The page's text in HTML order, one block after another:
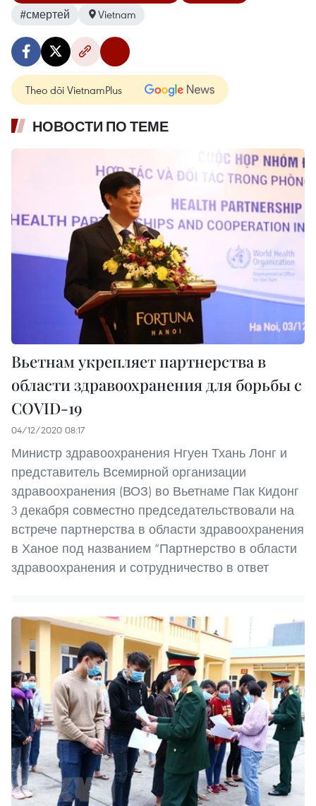
#смертей
Vietnam
Theo dõi VietnamPlus
НОВОСТИ ПО ТЕМЕ
Вьетнам укрепляет партнерства в
области здравоохранения для борьбы с
COVID-19
04/12/2020 08:17
Министр здравоохранения Нгуен Тхань Лонг и
представитель Всемирной организации
здравоохранения (ВОЗ) во Вьетнаме Пак Кидонг
3 декабря совместно председательствовали на
встрече партнерства в области здравоохранения
в Ханое под названием “Партнерство в области
здравоохранения и сотрудничество в ответ